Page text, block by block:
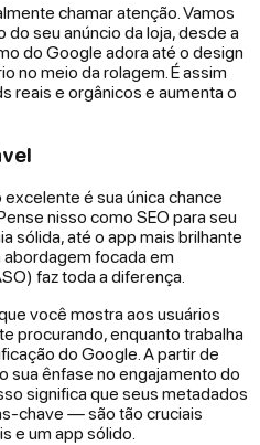
chamar atenção. Vamos
seu anúncio da loja, desde a
do Google adora até o design
no meio da rolagem. É assim
reais e orgânicos e aumenta o
é sua única chance
nisso como SEO para seu
sólida, até o app mais brilhante
abordagem focada em
faz toda a diferença.
você mostra aos usuários
procurando, enquanto trabalha
do Google. A partir de
sua ênfase no engajamento do
significa que seus metadados
chave — são tão cruciais
e um app sólido.